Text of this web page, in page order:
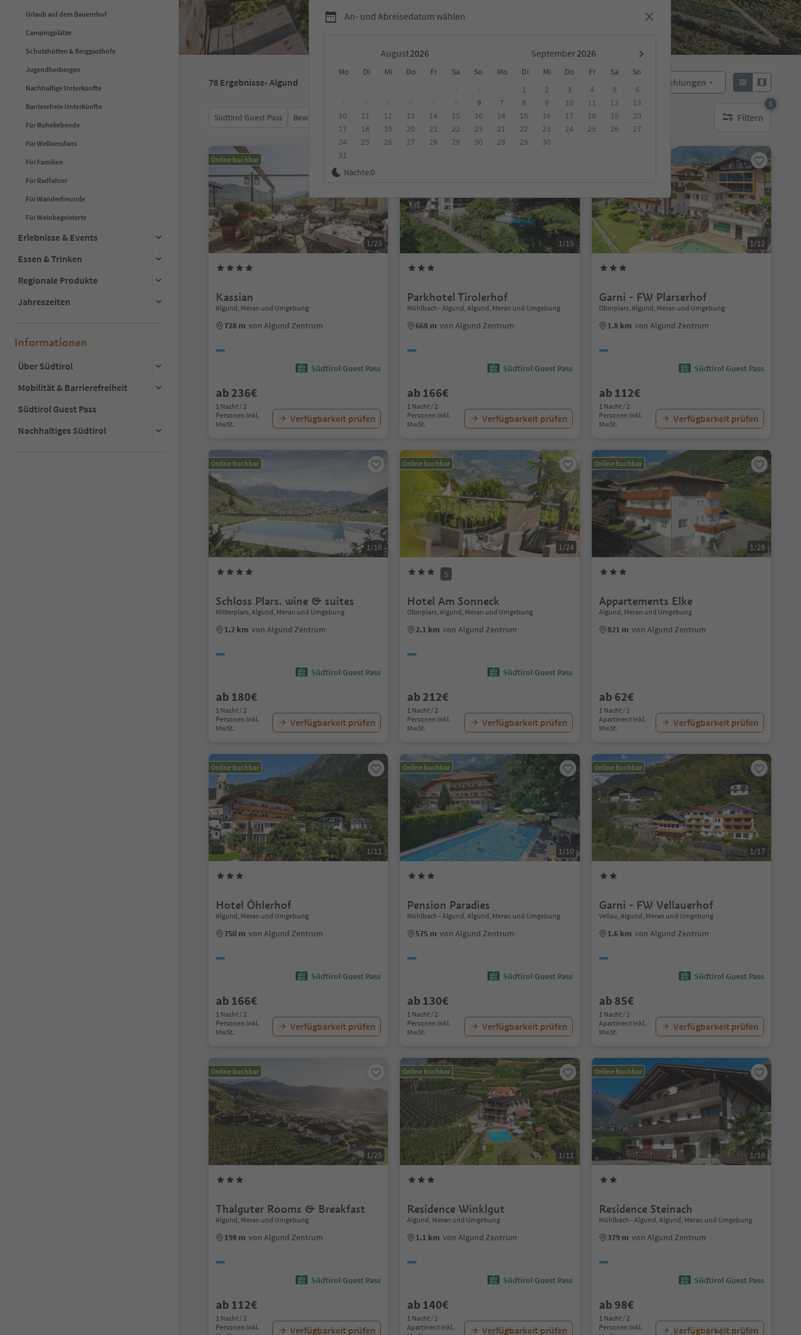
Urlaub auf dem Bauernhof
Campingplätze
Schutzhütten & Berggasthöfe
Jugendherbergen
Nachhaltige Unterkünfte
Barrierefreie Unterkünfte
Für Ruheliebende
Für Wellnessfans
Für Familien
Für Radfahrer
Für Wanderfreunde
Für Weinbegeisterte
Erlebnisse & Events
Essen & Trinken
Regionale Produkte
Jahreszeiten
Informationen
Über Südtirol
Mobilität & Barrierefreiheit
Südtirol Guest Pass
Nachhaltiges Südtirol
An- und Abreisedatum wählen
August September
Mo Di Mi Do Fr Sa So Mo Di Mi Do Fr Sa
So
9
10
11 12 13 14 15
16
17
18 19 20 21 22
23
24
25 26 27 28 29
30
31
1 2 3 4 5
6
7
8 9 10 11 12
13
14
15 16 17 18 19
20
21
22 23 24 25 26
27
28
29 30
Nächte:0
76 Ergebnisse- Algund Empfehlungen
Südtirol Guest Pass Bewertungen Kategorie Verpflegungsart Nachhaltige Unterkunft Filtern
1
1 aktiver Filter
Online buchbar
1/23
Kassian
Algund, Meran und Umgebung
728 m von Algund Zentrum
Südtirol Guest Pass
ab 236€
1 Nacht / 2
Personen Inkl.
MwSt.
Verfügbarkeit prüfen
1/15
Parkhotel Tirolerhof
Mühlbach - Algund, Algund, Meran und Umgebung
668 m von Algund Zentrum
Südtirol Guest Pass
ab 166€
1 Nacht / 2
Personen Inkl.
MwSt.
Verfügbarkeit prüfen
1/12
Garni - FW Plarserhof
Oberplars, Algund, Meran und Umgebung
1.8 km von Algund Zentrum
Südtirol Guest Pass
ab 112€
1 Nacht / 2
Personen Inkl.
MwSt.
Verfügbarkeit prüfen
Online buchbar
1/16
Schloss Plars. wine & suites
Mitterplars, Algund, Meran und Umgebung
1.2 km von Algund Zentrum
Südtirol Guest Pass
ab 180€
1 Nacht / 2
Personen Inkl.
MwSt.
Verfügbarkeit prüfen
Online buchbar
1/24
S
Hotel Am Sonneck
Oberplars, Algund, Meran und Umgebung
2.1 km von Algund Zentrum
Südtirol Guest Pass
ab 212€
1 Nacht / 2
Personen Inkl.
MwSt.
Verfügbarkeit prüfen
Online buchbar
1/28
Appartements Elke
Algund, Meran und Umgebung
821 m von Algund Zentrum
ab 62€
1 Nacht / 1
Apartment Inkl.
MwSt.
Verfügbarkeit prüfen
Online buchbar
1/11
Hotel Öhlerhof
Algund, Meran und Umgebung
750 m von Algund Zentrum
Südtirol Guest Pass
ab 166€
1 Nacht / 2
Personen Inkl.
MwSt.
Verfügbarkeit prüfen
Online buchbar
1/10
Pension Paradies
Mühlbach - Algund, Algund, Meran und Umgebung
575 m von Algund Zentrum
Südtirol Guest Pass
ab 130€
1 Nacht / 2
Personen Inkl.
MwSt.
Verfügbarkeit prüfen
Online buchbar
1/17
Garni - FW Vellauerhof
Vellau, Algund, Meran und Umgebung
1.6 km von Algund Zentrum
Südtirol Guest Pass
ab 85€
1 Nacht / 1
Apartment Inkl.
MwSt.
Verfügbarkeit prüfen
Online buchbar
1/25
Thalguter Rooms & Breakfast
Algund, Meran und Umgebung
198 m von Algund Zentrum
Südtirol Guest Pass
ab 112€
1 Nacht / 2
Personen Inkl.
Verfügbarkeit prüfen
Online buchbar
1/11
Residence Winklgut
Algund, Meran und Umgebung
1.1 km von Algund Zentrum
Südtirol Guest Pass
ab 140€
1 Nacht / 1
Apartment Inkl.
Verfügbarkeit prüfen
Online buchbar
1/16
Residence Steinach
Mühlbach - Algund, Algund, Meran und Umgebung
379 m von Algund Zentrum
Südtirol Guest Pass
ab 98€
1 Nacht / 2
Personen Inkl.
Verfügbarkeit prüfen